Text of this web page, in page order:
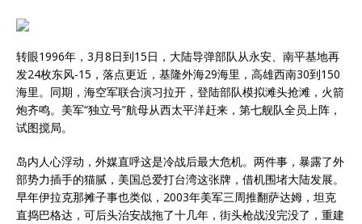
转眼1996年，3月8日到15日，大陆导弹部队从永安、南平基地再
发24枚东风-15，落点更近，基隆外海29海里，高雄西南30到150
海里。同期，海空军联合演习拉开，登陆部队模拟滩头抢滩，火箭
炮齐鸣。美军“独立号”航母从西太平洋赶来，第七舰队全员上阵，
试图搅局。
岛内人心浮动，外媒直呼这是冷战后最大危机。两件事，暴露了外
部势力插手的猫腻，美国总爱打台湾这张牌，借机围堵大陆发展。
早年伊拉克那摊子事也类似，2003年美军三周推翻萨达姆，坦克
直捣巴格达，可后头治安战拖了十几年，街头枪战没完没了，重建